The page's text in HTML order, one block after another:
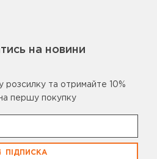
на новини
розсилку та отримайте 10%
першу покупку
ПІДПИСКА